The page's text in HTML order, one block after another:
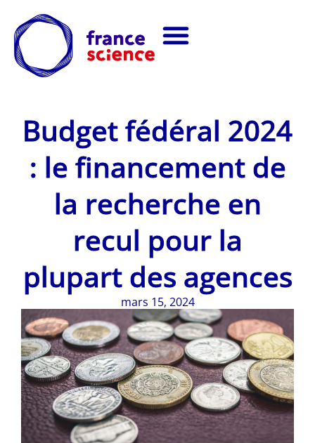
Budget fédéral 2024
: le financement de
la recherche en
recul pour la
plupart des agences
mars 15, 2024